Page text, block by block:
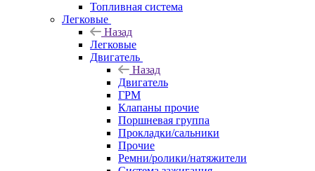
Топливная система
Легковые
Назад
Легковые
Двигатель
Назад
Двигатель
ГРМ
Клапаны прочие
Поршневая группа
Прокладки/сальники
Прочие
Ремни/ролики/натяжители